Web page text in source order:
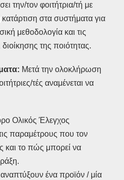
την/τον φοιτήτρια/τή με
στα συστήματα για
μεθοδολογία και τις
της ποιότητας.
Μετά την ολοκλήρωση
τές αναμένεται να
Ολικός Έλεγχος
παραμέτρους που τον
και το πώς μπορεί να
ένα προϊόν / μία